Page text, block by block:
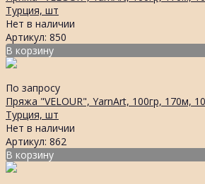
Турция, шт
Нет в наличии
Артикул: 850
В корзину
По запросу
Пряжа "VELOUR", YarnArt, 100гр, 170м,
Турция, шт
Нет в наличии
Артикул: 862
В корзину